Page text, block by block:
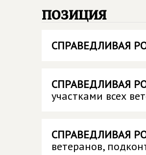
позиция
СПРАВЕДЛИВАЯ
СПРАВЕДЛИВАЯ
участками всех
СПРАВЕДЛИВАЯ
ветеранов,